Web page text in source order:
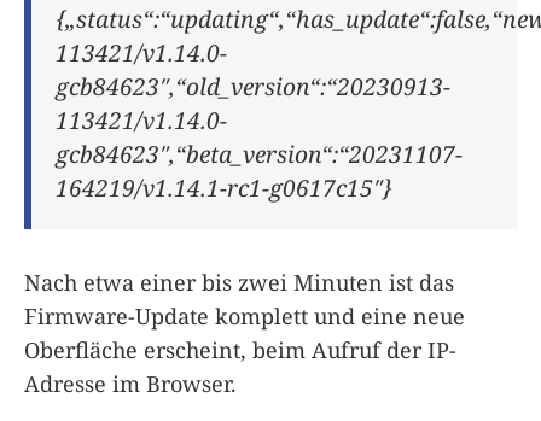
113421/v1.14.0-
gcb84623″,“old_version“:“20230913-
113421/v1.14.0-
gcb84623″,“beta_version“:“20231107-
164219/v1.14.1-rc1-g0617c15″}
Nach etwa einer bis zwei Minuten ist das
Firmware-Update komplett und eine neue
Oberfläche erscheint, beim Aufruf der IP-
Adresse im Browser.